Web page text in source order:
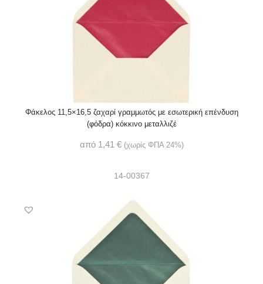
Φάκελος 11,5×16,5 ζαχαρί γραμμωτός με εσωτερική επένδυση
(φόδρα) κόκκινο μεταλλιζέ
από 1,41 € (χωρίς ΦΠΑ 24%)
14-00367